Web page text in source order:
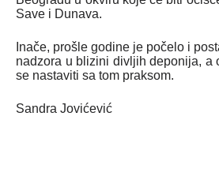
Save i Dunava.
Inače, prošle godine je počelo i
nadzora u blizini divljih deponija, a
se nastaviti sa tom praksom.
Sandra Jovićević